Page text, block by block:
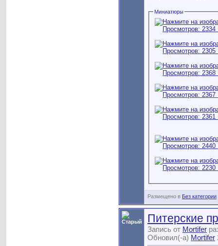
Миниатюры
Размещено в Без категории
Питерские
Запись от Mortifer
Обновил(-а) Mortifer